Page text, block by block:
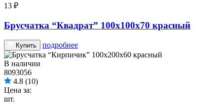
13 ₽
Брусчатка “Квадрат” 100х100х70 красный
Купить подробнее
В наличии
8093056
4.8 (10)
Цена за:
шт.